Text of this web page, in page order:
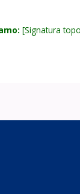
Signatura